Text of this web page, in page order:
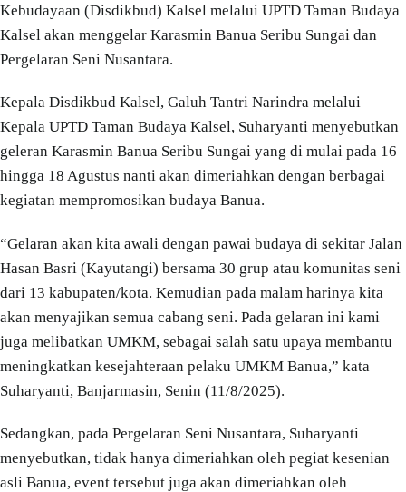
Kebudayaan (Disdikbud) Kalsel melalui UPTD Taman Budaya
Kalsel akan menggelar Karasmin Banua Seribu Sungai dan
Pergelaran Seni Nusantara.
Kepala Disdikbud Kalsel, Galuh Tantri Narindra melalui
Kepala UPTD Taman Budaya Kalsel, Suharyanti menyebutkan
geleran Karasmin Banua Seribu Sungai yang di mulai pada 16
hingga 18 Agustus nanti akan dimeriahkan dengan berbagai
kegiatan mempromosikan budaya Banua.
“Gelaran akan kita awali dengan pawai budaya di sekitar Jalan
Hasan Basri (Kayutangi) bersama 30 grup atau komunitas seni
dari 13 kabupaten/kota. Kemudian pada malam harinya kita
akan menyajikan semua cabang seni. Pada gelaran ini kami
juga melibatkan UMKM, sebagai salah satu upaya membantu
meningkatkan kesejahteraan pelaku UMKM Banua,” kata
Suharyanti, Banjarmasin, Senin (11/8/2025).
Sedangkan, pada Pergelaran Seni Nusantara, Suharyanti
menyebutkan, tidak hanya dimeriahkan oleh pegiat kesenian
asli Banua, event tersebut juga akan dimeriahkan oleh